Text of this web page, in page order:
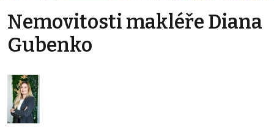
Nemovitosti makléře Diana
Gubenko